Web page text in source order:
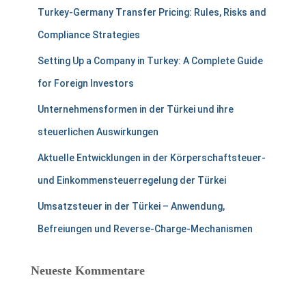
Turkey-Germany Transfer Pricing: Rules, Risks and
Compliance Strategies
Setting Up a Company in Turkey: A Complete Guide
for Foreign Investors
Unternehmensformen in der Türkei und ihre
steuerlichen Auswirkungen
Aktuelle Entwicklungen in der Körperschaftsteuer-
und Einkommensteuerregelung der Türkei
Umsatzsteuer in der Türkei – Anwendung,
Befreiungen und Reverse-Charge-Mechanismen
Neueste Kommentare